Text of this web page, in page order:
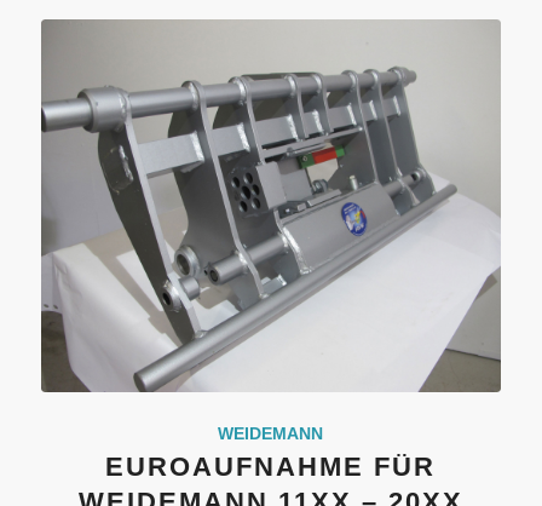
WEIDEMANN
EUROAUFNAHME FÜR